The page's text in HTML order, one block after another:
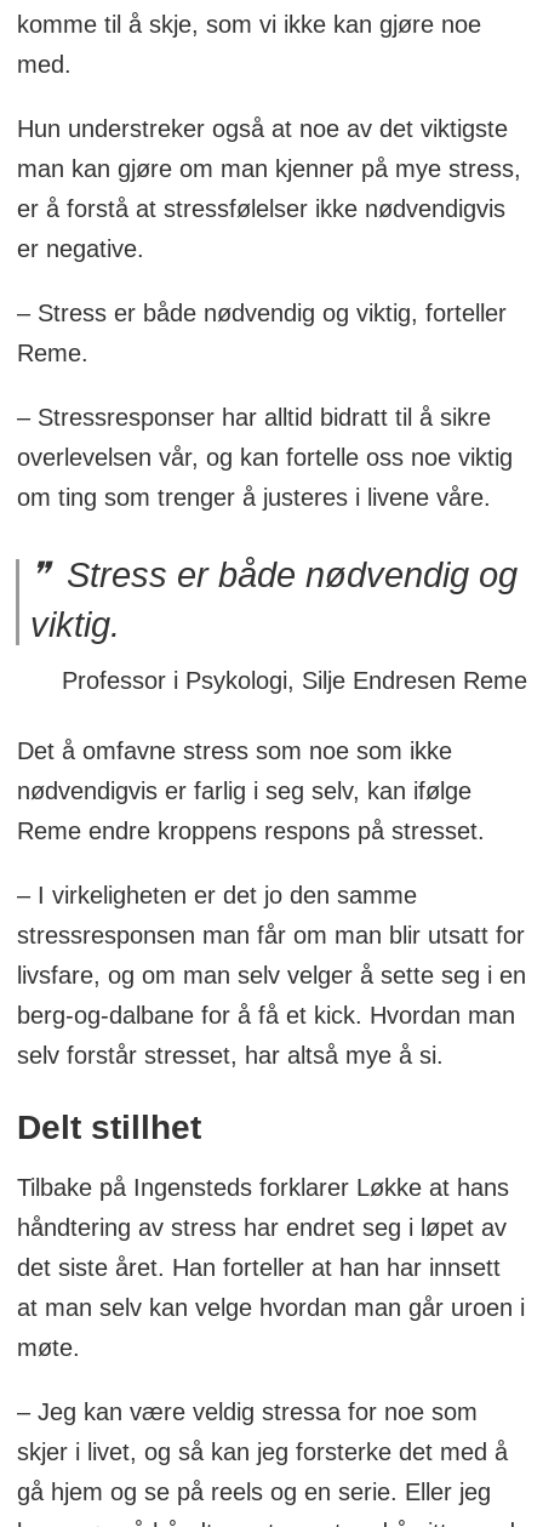
komme til å skje, som vi ikke kan gjøre noe
med.
Hun understreker også at noe av det viktigste
man kan gjøre om man kjenner på mye stress,
er å forstå at stressfølelser ikke nødvendigvis
er negative.
– Stress er både nødvendig og viktig, forteller
Reme.
– Stressresponser har alltid bidratt til å sikre
overlevelsen vår, og kan fortelle oss noe viktig
om ting som trenger å justeres i livene våre.
Stress er både nødvendig og
viktig.
Professor i Psykologi, Silje Endresen Reme
Det å omfavne stress som noe som ikke
nødvendigvis er farlig i seg selv, kan ifølge
Reme endre kroppens respons på stresset.
– I virkeligheten er det jo den samme
stressresponsen man får om man blir utsatt for
livsfare, og om man selv velger å sette seg i en
berg-og-dalbane for å få et kick. Hvordan man
selv forstår stresset, har altså mye å si.
Delt stillhet
Tilbake på Ingensteds forklarer Løkke at hans
håndtering av stress har endret seg i løpet av
det siste året. Han forteller at han har innsett
at man selv kan velge hvordan man går uroen i
møte.
– Jeg kan være veldig stressa for noe som
skjer i livet, og så kan jeg forsterke det med å
gå hjem og se på reels og en serie. Eller jeg